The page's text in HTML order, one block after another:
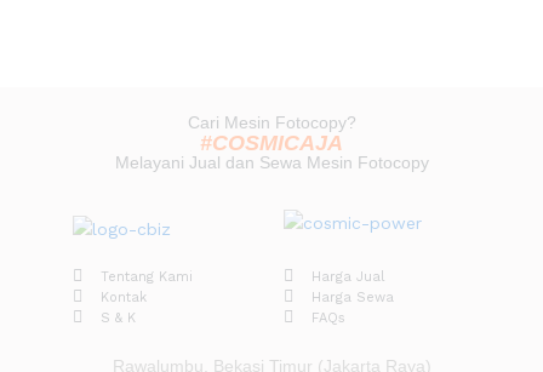
Cari Mesin Fotocopy?
#COSMICAJA
Melayani Jual dan Sewa Mesin Fotocopy
Tentang Kami
Kontak
S & K
Harga Jual
Harga Sewa
FAQs
Rawalumbu, Bekasi Timur (Jakarta Raya)